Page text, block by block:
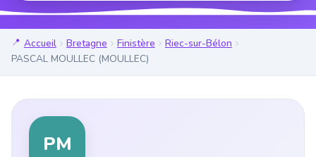
Accueil Bretagne Finistère
Riec-sur-Bélon
PASCAL MOULLEC (MOULLEC)
PM